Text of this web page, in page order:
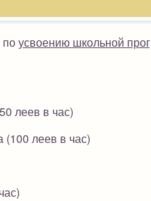
поусвоению школьной
леев в час)
(100 леев в час)